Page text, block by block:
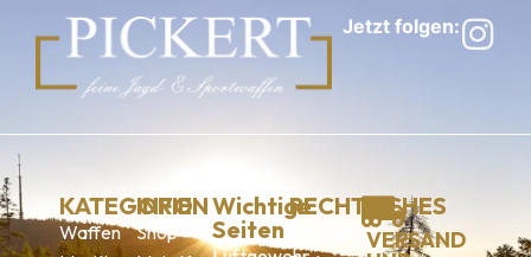
Jetzt folgen:
KATEGORIEN
Waffen
INFO
Shop
Wichtige
Seiten
RECHTLICHES
ImpressumVERSAND